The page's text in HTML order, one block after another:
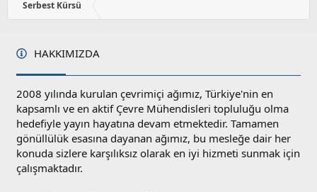
l
Serbest Kürsü
HAKKIMIZDA
2008 yılında kurulan çevrimiçi ağımız, Türkiye'nin en
kapsamlı ve en aktif Çevre Mühendisleri topluluğu olma
hedefiyle yayın hayatına devam etmektedir. Tamamen
gönüllülük esasına dayanan ağımız, bu mesleğe dair her
konuda sizlere karşılıksız olarak en iyi hizmeti sunmak için
çalışmaktadır.